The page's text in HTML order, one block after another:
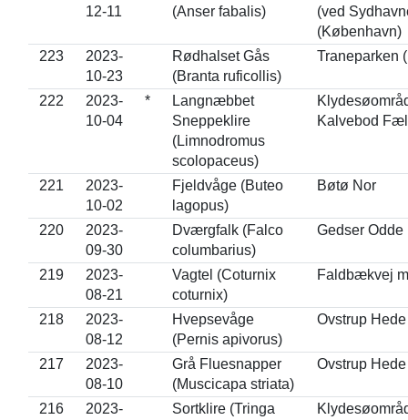
12-11
(Anser fabalis)
(ved
(København)
223
2023-
10-23
Rødhalset Gås
(Branta ruficollis)
Traneparken
222
2023-
10-04
*
Langnæbbet
Sneppeklire
(Limnodromus
scolopaceus)
Kalvebod
221
2023-
10-02
Fjeldvåge (Buteo
lagopus)
Bøtø Nor
220
2023-
09-30
Dværgfalk (Falco
columbarius)
Gedser Odde
219
2023-
08-21
Vagtel (Coturnix
coturnix)
Faldbækvej
218
2023-
08-12
Hvepsevåge
(Pernis apivorus)
Ovstrup Hede
217
2023-
08-10
Grå Fluesnapper
(Muscicapa striata)
Ovstrup Hede
216
2023-
Sortklire (Tringa